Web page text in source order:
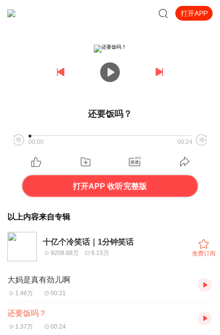
打开APP
还要饭吗？
00:00 00:24
打开APP 收听完整版
以上内容来自专辑
十亿个冷笑话｜1分钟笑话
9208.88万 6.15万 免费订阅
大妈是真有劲儿啊
1.46万 00:31
还要饭吗？
1.37万 00:24